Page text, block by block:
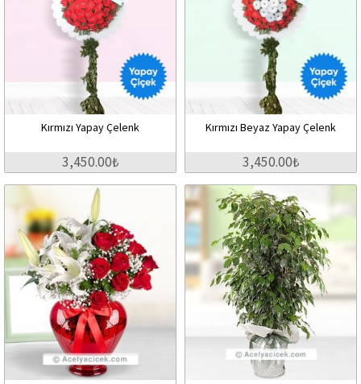
Kırmızı Yapay Çelenk
3,450.00₺
Kırmızı Beyaz Yapay Çelenk
3,450.00₺